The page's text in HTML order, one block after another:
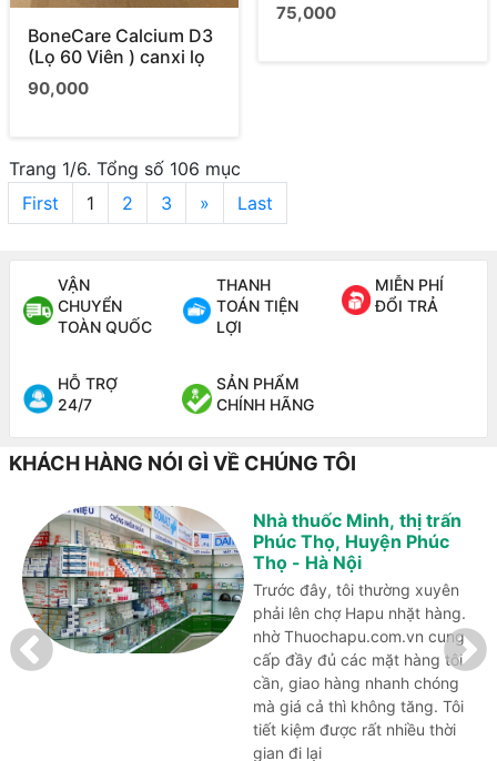
BoneCare Calcium D3
(Lọ 60 Viên ) canxi lọ
90,000
75,000
Trang 1/6. Tổng số 106 mục
First
1 2 3 » Last
VẬN
CHUYỂN
TOÀN QUỐC
THANH
TOÁN TIỆN
LỢI
MIỄN PHÍ
ĐỔI TRẢ
HỖ TRỢ
24/7
SẢN PHẨM
CHÍNH HÃNG
KHÁCH HÀNG NÓI GÌ VỀ CHÚNG TÔI
Nhà thuốc Minh, thị trấn
Phúc Thọ, Huyện Phúc
Thọ - Hà Nội
Trước đây, tôi thường xuyên
phải lên chợ Hapu nhặt hàng.
nhờ Thuochapu.com.vn cung
cấp đầy đủ các mặt hàng tôi
cần, giao hàng nhanh chóng
mà giá cả thì không tăng. Tôi
tiết kiệm được rất nhiều thời
gian đi lại